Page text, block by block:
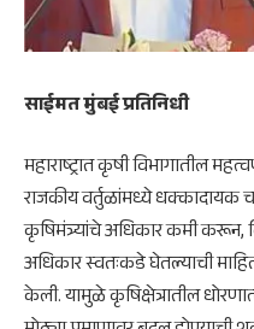
साईमत मुंबई प्रतिनिधी
महाराष्ट्रात कृषी विभागातील
राजकीय वर्तुळांमध्ये धक्कादायक
कृषिमंत्र्यांचे अधिकार कमी करून,
अधिकार स्वतःकडे घेतल्याची
केली. यामुळे कृषिक्षेत्रातील